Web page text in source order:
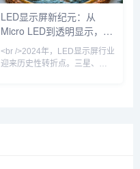
缝拼接优势的同时，实现堪比
OLED的对比度与色彩表现，且
功耗降低40%以上。行业分析师
LED显示屏新纪元：从
Micro LED到透明显示，
2024年技术革命如何重塑
视觉产业
<br />2024年，LED显示屏行业
迎来历史性转折点。三星、